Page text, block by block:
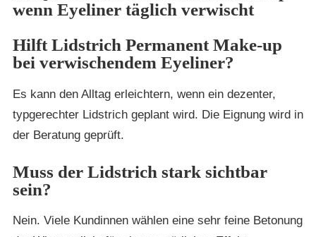
wenn Eyeliner täglich verwischt
Hilft Lidstrich Permanent Make-up
bei verwischendem Eyeliner?
Es kann den Alltag erleichtern, wenn ein dezenter,
typgerechter Lidstrich geplant wird. Die Eignung wird in
der Beratung geprüft.
Muss der Lidstrich stark sichtbar
sein?
Nein. Viele Kundinnen wählen eine sehr feine Betonung